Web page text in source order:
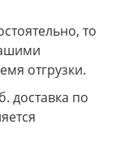
то
отгрузки.
доставка по